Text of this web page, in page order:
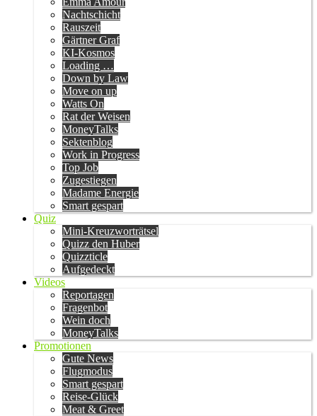
Nachtschicht
Rauszeit
Gärtner Graf
KI-Kosmos
Loading …
Down by Law
Move on up
Watts On
Rat der Weisen
MoneyTalks
Sektenblog
Work in Progress
Top Job
Zugestiegen
Madame Energie
Smart gespart
Quiz
Mini-Kreuzworträtsel
Quizz den Huber
Quizzticle
Aufgedeckt
Videos
Reportagen
Fragenbot
Wein doch
MoneyTalks
Promotionen
Gute News
Flugmodus
Smart gespart
Reise-Glück
Meat & Greet